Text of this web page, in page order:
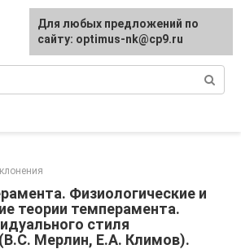
Физиологические и
теории темперамента.
стиля
Мерлин, Е.А. Климов).
Для любых предложений по
сайту: optimus-nk@cp9.ru